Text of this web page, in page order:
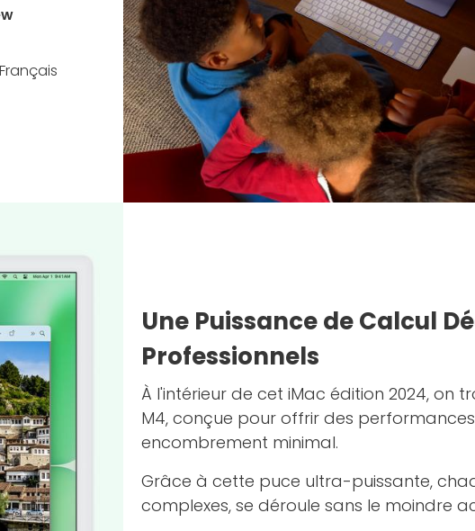
Une Puissance de Calcul
Professionnels
À l'intérieur de cet iMac édition 2024, on
M4, conçue pour offrir des
encombrement minimal.
Grâce à cette puce ultra-puissante,
complexes, se déroule sans le moindre